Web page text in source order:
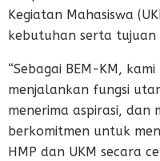
Kegiatan Mahasiswa
kebutuhan serta tujuan
“Sebagai BEM-KM,
menjalankan fungsi
menerima aspirasi, dan
berkomitmen untuk
HMP dan UKM secara